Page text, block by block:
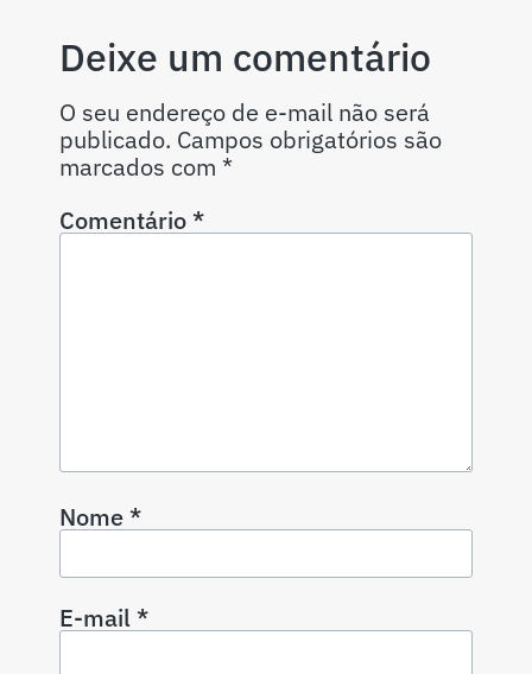
Deixe um comentário
O seu endereço de e-mail não será
publicado. Campos obrigatórios são
marcados com *
Comentário*
Nome*
E-mail*